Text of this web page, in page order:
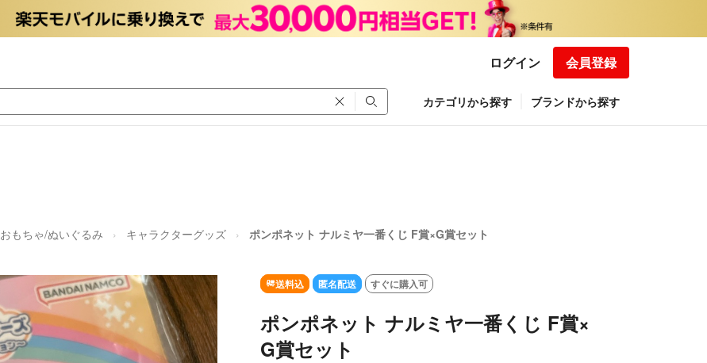
ログイン 会員登録
カテゴリから探す ブランドから探す
おもちゃ/ぬいぐるみ キャラクターグッズ ポンポネット ナルミヤ一番くじ F賞×G賞セット
送料込 匿名配送 すぐに購入可
ポンポネット ナルミヤ一番くじ F賞×
G賞セット